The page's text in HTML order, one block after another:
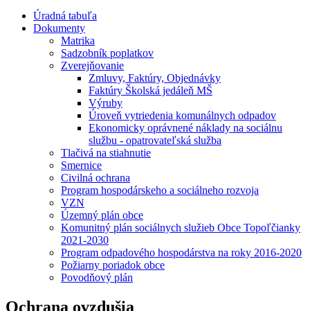
Úradná tabuľa
Dokumenty
Matrika
Sadzobník poplatkov
Zverejňovanie
Zmluvy, Faktúry, Objednávky
Faktúry Školská jedáleň MŠ
Výruby
Úroveň vytriedenia komunálnych odpadov
Ekonomicky oprávnené náklady na sociálnu
službu - opatrovateľská služba
Tlačivá na stiahnutie
Smernice
Civilná ochrana
Program hospodárskeho a sociálneho rozvoja
VZN
Územný plán obce
Komunitný plán sociálnych služieb Obce Topoľčianky
2021-2030
Program odpadového hospodárstva na roky 2016-2020
Požiarny poriadok obce
Povodňový plán
Ochrana ovzdušia